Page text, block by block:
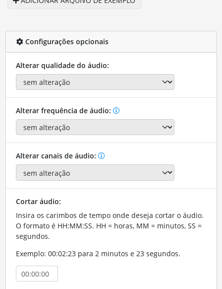
Configurações opcionais
Alterar qualidade do áudio:
Alterar frequência de áudio:
Alterar canais de áudio:
Cortar áudio:
Insira os carimbos de tempo onde deseja cortar o áudio.
O formato é HH:MM:SS. HH = horas, MM = minutos, SS =
segundos.
Exemplo: 00:02:23 para 2 minutos e 23 segundos.